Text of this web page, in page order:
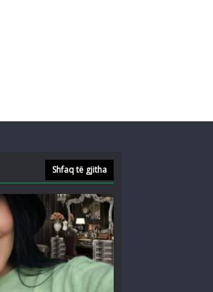
Shfaq të gjitha